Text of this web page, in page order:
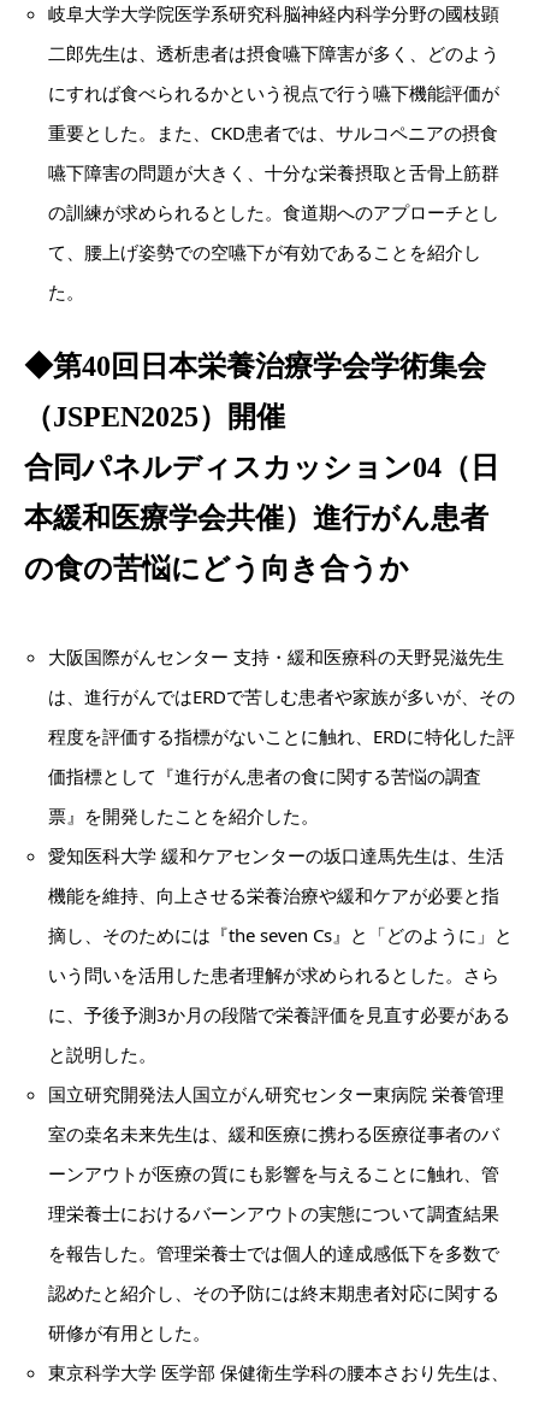
岐阜大学大学院医学系研究科脳神経内科学分野の國枝顕
二郎先生は、透析患者は摂食嚥下障害が多く、どのよう
にすれば食べられるかという視点で行う嚥下機能評価が
重要とした。また、CKD患者では、サルコペニアの摂食
嚥下障害の問題が大きく、十分な栄養摂取と舌骨上筋群
の訓練が求められるとした。食道期へのアプローチとし
て、腰上げ姿勢での空嚥下が有効であることを紹介し
た。
◆第40回日本栄養治療学会学術集会
（JSPEN2025）開催
合同パネルディスカッション04（日
本緩和医療学会共催）進行がん患者
の食の苦悩にどう向き合うか
大阪国際がんセンター 支持・緩和医療科の天野晃滋先生
は、進行がんではERDで苦しむ患者や家族が多いが、その
程度を評価する指標がないことに触れ、ERDに特化した評
価指標として『進行がん患者の食に関する苦悩の調査
票』を開発したことを紹介した。
愛知医科大学 緩和ケアセンターの坂口達馬先生は、生活
機能を維持、向上させる栄養治療や緩和ケアが必要と指
摘し、そのためには『the seven Cs』と「どのように」と
いう問いを活用した患者理解が求められるとした。さら
に、予後予測3か月の段階で栄養評価を見直す必要がある
と説明した。
国立研究開発法人国立がん研究センター東病院 栄養管理
室の桒名未来先生は、緩和医療に携わる医療従事者のバ
ーンアウトが医療の質にも影響を与えることに触れ、管
理栄養士におけるバーンアウトの実態について調査結果
を報告した。管理栄養士では個人的達成感低下を多数で
認めたと紹介し、その予防には終末期患者対応に関する
研修が有用とした。
東京科学大学 医学部 保健衛生学科の腰本さおり先生は、